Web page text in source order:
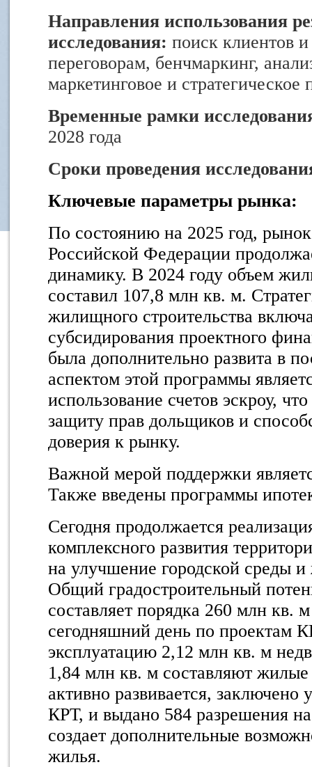
Направления использования
исследования: поиск клиентов
переговорам, бенчмаркинг,
маркетинговое и стратегическое
Временные рамки
2028 года
Сроки проведения
Ключевые параметры рынка:
По состоянию на 2025 год,
Российской Федерации
динамику. В 2024 году объем
составил 107,8 млн кв. м.
жилищного строительства
субсидирования проектного
была дополнительно развита в
аспектом этой программы
использование счетов эскроу,
защиту прав дольщиков и
доверия к рынку.
Важной мерой поддержки
Также введены программы
Сегодня продолжается
комплексного развития
на улучшение городской среды
Общий градостроительный
составляет порядка 260 млн кв.
сегодняшний день по проектам
эксплуатацию 2,12 млн кв. м
1,84 млн кв. м составляют
активно развивается, заключено
КРТ, и выдано 584 разрешения на
создает дополнительные
жилья.